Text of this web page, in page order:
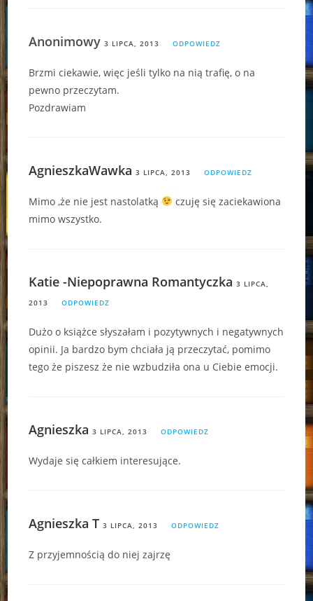
Anonimowy3 LIPCA, 2013 ODPOWIEDZ
Brzmi ciekawie, więc jeśli tylko na nią trafię, o na
pewno przeczytam.
Pozdrawiam
AgnieszkaWawka 3 LIPCA, 2013 ODPOWIEDZ
Mimo ,że nie jest nastolatką
czuję się zaciekawiona
mimo wszystko.
Katie -Niepoprawna Romantyczka 3 LIPCA,
2013
ODPOWIEDZ
Dużo o książce słyszałam i pozytywnych i negatywnych
opinii. Ja bardzo bym chciała ją przeczytać, pomimo
tego że piszesz że nie wzbudziła ona u Ciebie emocji.
Agnieszka 3 LIPCA, 2013 ODPOWIEDZ
Wydaje się całkiem interesujące.
Agnieszka T 3 LIPCA, 2013 ODPOWIEDZ
Z przyjemnością do niej zajrzę